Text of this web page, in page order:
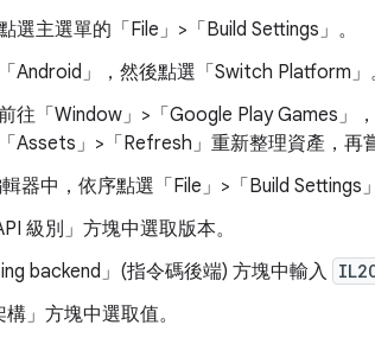
選主選單的「File」>「Build Settings」 。
Android」
，然後點選「Switch Platform」
往「Window」>「Google Play Games」
Assets」>「Refresh」 重新整理資產，再
器中，依序點選「File」>「Build Settings
級別」 方塊中選取版本。
backend」(指令碼後端) 方塊中輸入
」 方塊中選取值。